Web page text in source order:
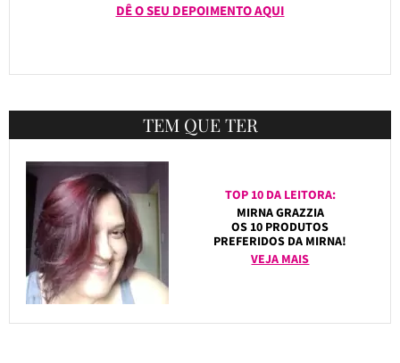
DÊ O SEU DEPOIMENTO AQUI
TEM QUE TER
TOP 10 DA LEITORA:
MIRNA GRAZZIA
OS 10 PRODUTOS
PREFERIDOS DA MIRNA!
VEJA MAIS